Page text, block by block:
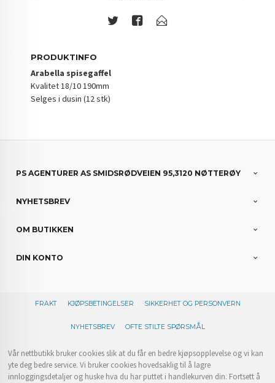
PRODUKTINFO
Arabella spisegaffel
Kvalitet 18/10 190mm
Selges i dusin (12 stk)
PS AGENTURER AS SMIDSRØDVEIEN 95,3120 NØTTERØY
NYHETSBREV
OM BUTIKKEN
DIN KONTO
FRAKT KJØPSBETINGELSER SIKKERHET OG PERSONVERN
NYHETSBREV OFTE STILTE SPØRSMÅL
Vår nettbutikk bruker cookies slik at du får en bedre kjøpsopplevelse og vi kan
yte deg bedre service. Vi bruker cookies hovedsaklig til å lagre
innloggingsdetaljer og huske hva du har puttet i handlekurven din. Fortsett å